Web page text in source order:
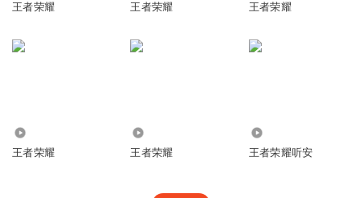
王者荣耀 王者荣耀 王者荣耀
王者荣耀 王者荣耀 王者荣耀听安